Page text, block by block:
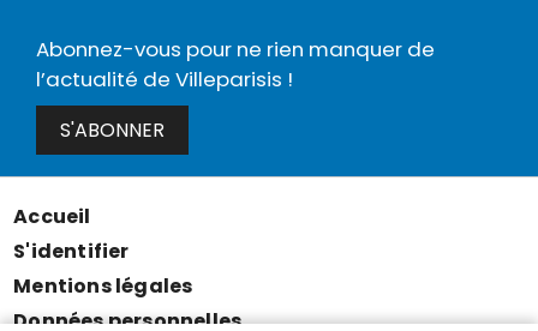
Abonnez-vous pour ne rien manquer de
l’actualité de Villeparisis !
S'ABONNER
Menu
Pied
de
Accueil
S'identifier
Mentions légales
Données personnelles